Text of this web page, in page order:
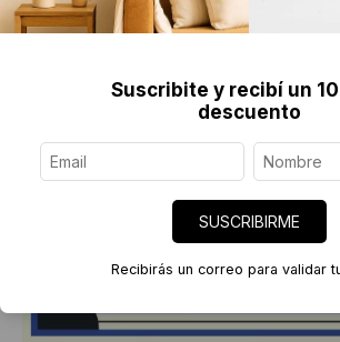
Suscribite y recibí un
descuento
SUSCRIBIRME
Recibirás un correo para validar